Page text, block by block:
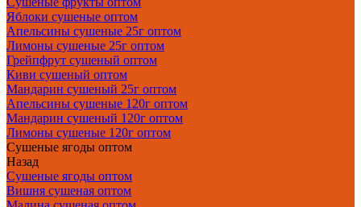
Яблоки сушеные оптом
Апельсины сушеные 25г оптом
Лимоны сушеные 25г оптом
Грейпфрут сушеный оптом
Киви сушеный оптом
Мандарин сушеный 25г оптом
Апельсины сушеные 120г оптом
Мандарин сушеный 120г оптом
Лимоны сушеные 120г оптом
Сушеные ягоды оптом
Назад
Сушеные ягоды оптом
Вишня сушеная оптом